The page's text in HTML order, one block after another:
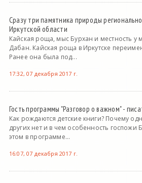
Сразу три памятника природы
Иркутской области
Кайская роща, мыс Бурхан и местность у
Дабан. Кайская роща в Иркутске
Ранее она была под...
17:32, 07 декабря 2017 г.
Гость программы "Разговор о важном" -
Как рождаются детские книги? Почему
других нет и в чем особенность госпожи
этом в программе...
16:07, 07 декабря 2017 г.